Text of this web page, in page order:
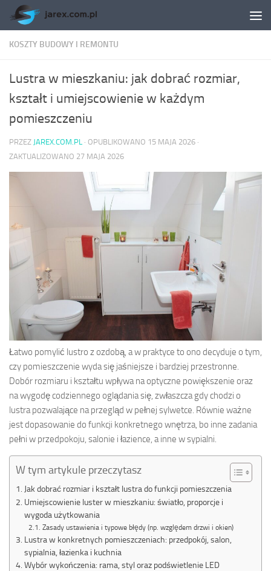
Skip to content
KOSZTY BUDOWY I REMONTU
Lustra w mieszkaniu: jak dobrać rozmiar,
kształt i umiejscowienie w każdym
pomieszczeniu
PRZEZ JAREX.COM.PL · OPUBLIKOWANO 15 MAJA 2026 ·
ZAKTUALIZOWANO 27 MAJA 2026
Łatwo pomylić lustro z ozdobą, a w praktyce to ono decyduje o tym,
czy pomieszczenie wyda się jaśniejsze i bardziej przestronne.
Dobór rozmiaru i kształtu wpływa na optyczne powiększenie oraz
na wygodę codziennego oglądania się, zwłaszcza gdy chodzi o
lustra pozwalające na przegląd w pełnej sylwetce. Równie ważne
jest dopasowanie do funkcji konkretnego wnętrza, bo inne zadania
pełni w przedpokoju, salonie i łazience, a inne w sypialni.
W tym artykule przeczytasz
Jak dobrać rozmiar i kształt lustra do funkcji pomieszczenia
Umiejscowienie luster w mieszkaniu: światło, proporcje i
wygoda użytkowania
Zasady ustawienia i typowe błędy (np. względem drzwi i okien)
Lustra w konkretnych pomieszczeniach: przedpokój, salon,
sypialnia, łazienka i kuchnia
Wybór wykończenia: rama, styl oraz podświetlenie LED